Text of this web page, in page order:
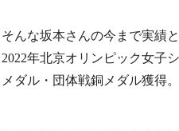
そんな坂本さんの今まで実績と
2022年北京オリンピック女子
メダル・団体戦銅メダル獲得。